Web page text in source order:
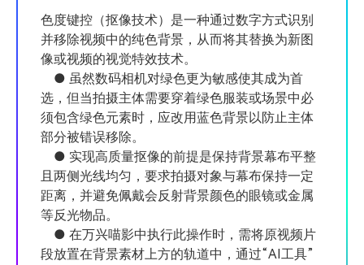
色度键控（抠像技术）是一种通过数字方式识别
并移除视频中的纯色背景，从而将其替换为新图
像或视频的视觉特效技术。
● 虽然数码相机对绿色更为敏感使其成为首
选，但当拍摄主体需要穿着绿色服装或场景中必
须包含绿色元素时，应改用蓝色背景以防止主体
部分被错误移除。
● 实现高质量抠像的前提是保持背景幕布平整
且两侧光线均匀，要求拍摄对象与幕布保持一定
距离，并避免佩戴会反射背景颜色的眼镜或金属
等反光物品。
● 在万兴喵影中执行此操作时，需将原视频片
段放置在背景素材上方的轨道中，通过“AI工具”